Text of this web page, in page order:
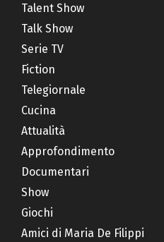
Talent Show
Talk Show
Serie TV
Fiction
Telegiornale
Cucina
Attualità
Approfondimento
Documentari
Show
Giochi
Amici di Maria De Filippi